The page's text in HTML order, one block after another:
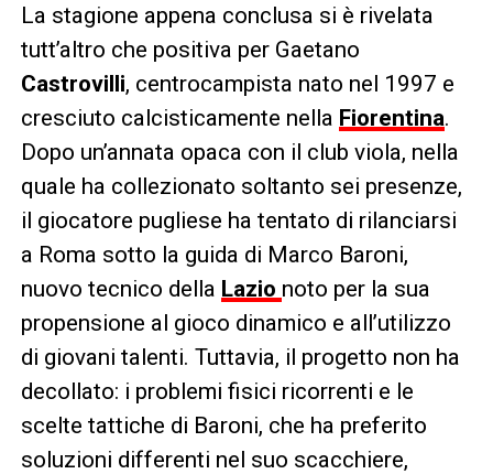
La stagione appena conclusa si è rivelata
tutt’altro che positiva per Gaetano
Castrovilli, centrocampista nato nel 1997 e
cresciuto calcisticamente nella Fiorentina.
Dopo un’annata opaca con il club viola, nella
quale ha collezionato soltanto sei presenze,
il giocatore pugliese ha tentato di rilanciarsi
a Roma sotto la guida di Marco Baroni,
nuovo tecnico della Lazio noto per la sua
propensione al gioco dinamico e all’utilizzo
di giovani talenti. Tuttavia, il progetto non ha
decollato: i problemi fisici ricorrenti e le
scelte tattiche di Baroni, che ha preferito
soluzioni differenti nel suo scacchiere,